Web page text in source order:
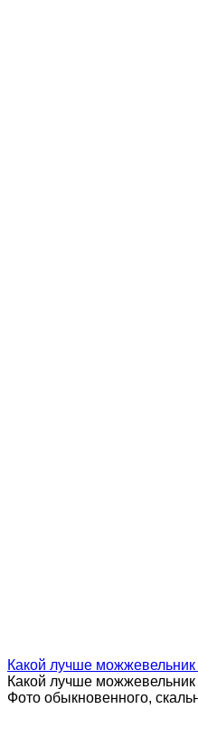
Какой лучше
Какой лучше
Фото обыкновенного,